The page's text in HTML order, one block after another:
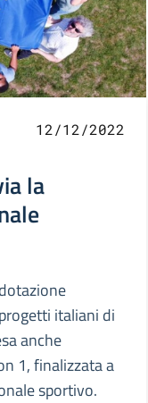
12/12/2022
la
italiani di
anche
1, finalizzata a
sportivo.